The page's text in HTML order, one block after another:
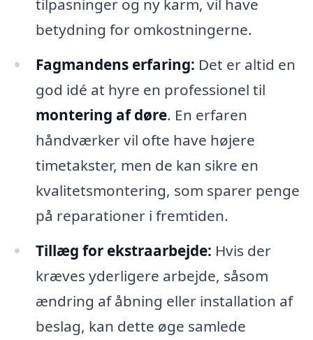
tilpasninger og ny karm, vil have
betydning for omkostningerne.
Fagmandens erfaring: Det er altid en
god idé at hyre en professionel til
montering af døre. En erfaren
håndværker vil ofte have højere
timetakster, men de kan sikre en
kvalitetsmontering, som sparer penge
på reparationer i fremtiden.
Tillæg for ekstraarbejde: Hvis der
kræves yderligere arbejde, såsom
ændring af åbning eller installation af
beslag, kan dette øge samlede